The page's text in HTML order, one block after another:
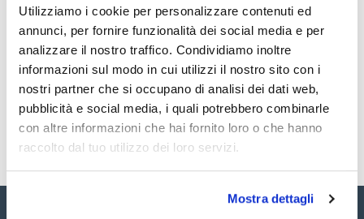
Utilizziamo i cookie per personalizzare contenuti ed
annunci, per fornire funzionalità dei social media e per
analizzare il nostro traffico. Condividiamo inoltre
informazioni sul modo in cui utilizzi il nostro sito con i
nostri partner che si occupano di analisi dei dati web,
pubblicità e social media, i quali potrebbero combinarle
con altre informazioni che hai fornito loro o che hanno
raccolto dal tuo utilizzo dei loro servizi.
Mostra dettagli
TDS / Scheda tecnica
Registrati per i download
Registrati per i download
Sicurezza
Registrati per i download